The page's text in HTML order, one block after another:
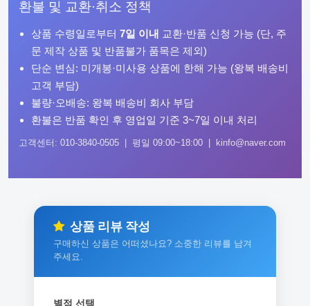
환불 및 교환·취소 정책
상품 수령일로부터 7일 이내 교환·반품 신청 가능 (단, 주
문 제작 상품 및 반품불가 품목은 제외)
단순 변심: 미개봉·미사용 상품에 한해 가능 (왕복 배송비
고객 부담)
불량·오배송: 왕복 배송비 회사 부담
환불은 반품 확인 후 영업일 기준 3~7일 이내 처리
고객센터: 010-3840-0505 | 평일 09:00~18:00 | kinfo@naver.com
상품 리뷰 작성
구매하신 상품은 어떠셨나요? 소중한 리뷰를 남겨
주세요.
별점 선택